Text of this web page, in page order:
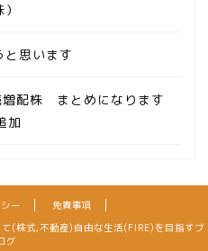
と思います
配株 まとめになります
加
ー
免責事項
(株式,不動産)自由な生活(FIRE)を目指すブ
グ